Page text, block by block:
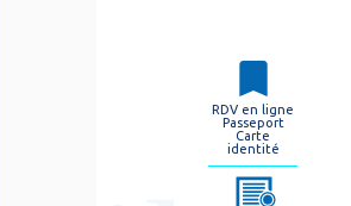
RDV en ligne
Passeport
Carte
identité